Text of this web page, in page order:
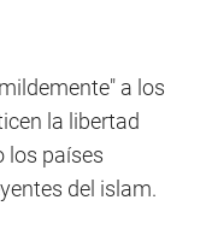
a los
la libertad
los países
del islam.